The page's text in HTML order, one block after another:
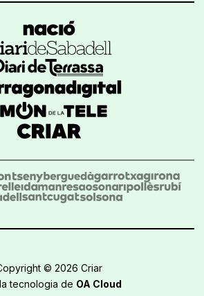
© 2026 Criar
tecnologia de OA Cloud